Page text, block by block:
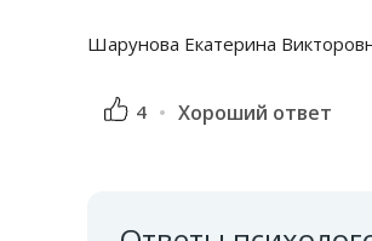
Шарунова Екатерина
4 Хороший ответ